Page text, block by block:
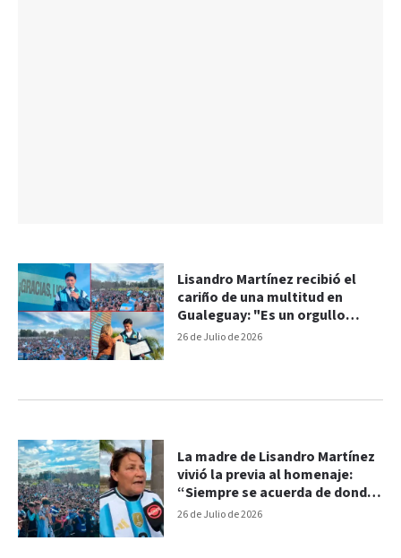
26 de Julio de 2026
Lisandro Martínez recibió el
cariño de una multitud en
Gualeguay: "Es un orgullo
enorme representar a mi
26 de Julio de 2026
La madre de Lisandro Martínez
vivió la previa al homenaje:
“Siempre se acuerda de donde
nació”